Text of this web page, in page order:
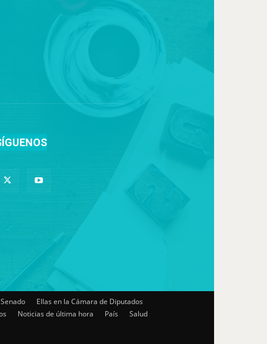
Ellas en la Cámara de Diputados
Noticias de última hora País
Salud